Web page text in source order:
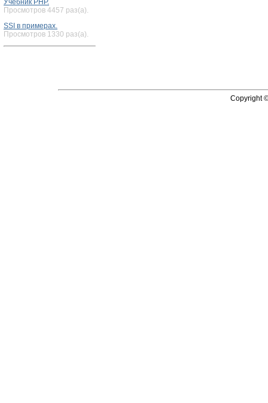
Учебник PHP.
Просмотров 4457 раз(а).
SSI в примерах.
Просмотров 1330 раз(а).
Copyright